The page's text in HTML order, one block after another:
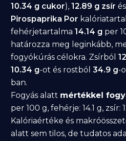
10.34 g cukor),12.89 g zsír
Pirospaprika Por
fehérjetartalma14.14 g per
határozza meg leginkább,
fogyókúrás célokra. Zsírból
10.34 g-ot és rostból34.9 g-
ban.
Fogyás alatt mértékkel
per 100 g, fehérje: 14.1 g, zsír:
Kalóriaértéke és
alatt sem tilos, de tudatos